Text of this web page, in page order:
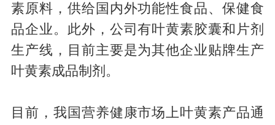
素原料，供给国内外功能性食品、保健食
品企业。此外，公司有叶黄素胶囊和片剂
生产线，目前主要是为其他企业贴牌生产
叶黄素成品制剂。
目前，我国营养健康市场上叶黄素产品通